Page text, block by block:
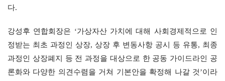
다.
강성후 연합회장은 ‘가상자산 가치에 대해 사회경제적으로 인
정받는 최초 과정인 상장, 상장 후 변동사항 공시 등 유통, 최종
과정인 상장폐지 등 전 과정을 대상으로 한 공동 가이드라인 공
론화와 다양한 의견수렴을 거쳐 기본안을 확정해 나갈 것’이라